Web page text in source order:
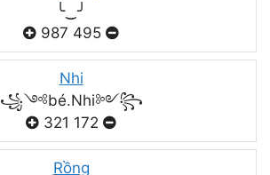
╰‿╯
987 495
Nhi
꧁༺bé.Nhi༻꧂
321 172
Rồng